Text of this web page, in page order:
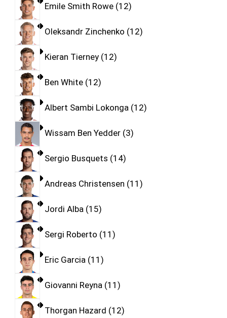
Emile Smith Rowe 12
Oleksandr Zinchenko 12
Kieran Tierney 12
Ben White 12
Albert Sambi Lokonga 12
Wissam Ben Yedder 3
Sergio Busquets 14
Andreas Christensen 11
Jordi Alba 15
Sergi Roberto 11
Eric Garcia 11
Giovanni Reyna 11
Thorgan Hazard 12